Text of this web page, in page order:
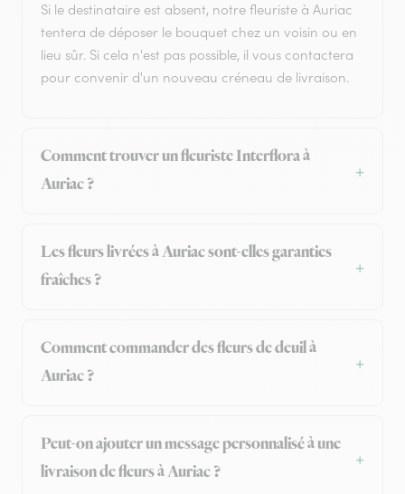
Si le destinataire est absent, notre fleuriste à Auriac
tentera de déposer le bouquet chez un voisin ou en
lieu sûr. Si cela n'est pas possible, il vous contactera
pour convenir d'un nouveau créneau de livraison.
Comment trouver un fleuriste Interflora à
Auriac ?
Les fleurs livrées à Auriac sont-elles garanties
fraîches ?
Comment commander des fleurs de deuil à
Auriac ?
Peut-on ajouter un message personnalisé à une
livraison de fleurs à Auriac ?